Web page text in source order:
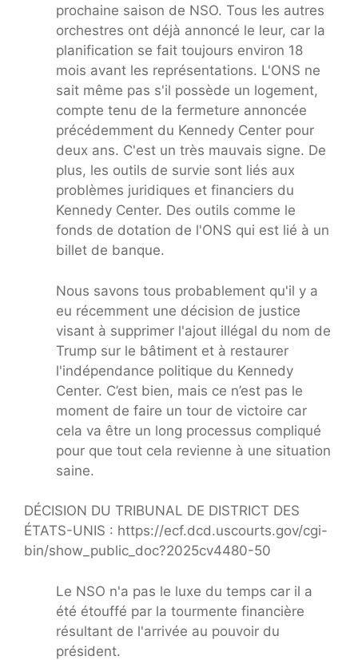
prochaine saison de NSO. Tous les autres
orchestres ont déjà annoncé le leur, car la
planification se fait toujours environ 18
mois avant les représentations. L'ONS ne
sait même pas s'il possède un logement,
compte tenu de la fermeture annoncée
précédemment du Kennedy Center pour
deux ans. C'est un très mauvais signe. De
plus, les outils de survie sont liés aux
problèmes juridiques et financiers du
Kennedy Center. Des outils comme le
fonds de dotation de l'ONS qui est lié à un
billet de banque.
Nous savons tous probablement qu'il y a
eu récemment une décision de justice
visant à supprimer l'ajout illégal du nom de
Trump sur le bâtiment et à restaurer
l'indépendance politique du Kennedy
Center. C’est bien, mais ce n’est pas le
moment de faire un tour de victoire car
cela va être un long processus compliqué
pour que tout cela revienne à une situation
saine.
DÉCISION DU TRIBUNAL DE DISTRICT DES
ÉTATS-UNIS : https://ecf.dcd.uscourts.gov/cgi-
bin/show_public_doc?2025cv4480-50
Le NSO n'a pas le luxe du temps car il a
été étouffé par la tourmente financière
résultant de l'arrivée au pouvoir du
président.